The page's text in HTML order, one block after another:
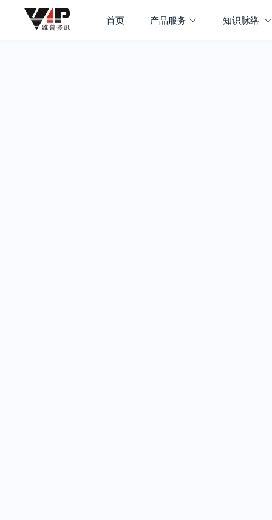
首页 产品服务 知识脉络